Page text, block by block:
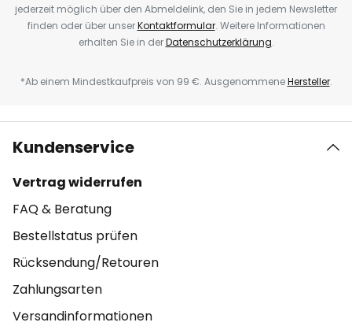
jederzeit möglich über den Abmeldelink, den Sie in jedem Newsletter
finden oder über unserKontaktformular. Weitere Informationen
erhalten Sie in derDatenschutzerklärung.
*Ab einem Mindestkaufpreis von 99 €. AusgenommeneHersteller.
Kundenservice
Vertrag widerrufen
FAQ & Beratung
Bestellstatus prüfen
Rücksendung/Retouren
Zahlungsarten
Versandinformationen